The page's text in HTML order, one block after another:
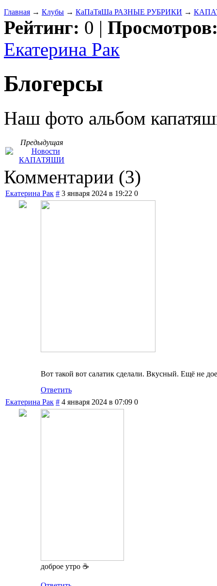
Главная → Клубы → КаПаТяШа РАЗНЫЕ РУБРИКИ →
Рейтинг: 0 |
Екатерина Рак
Блогерсы
Наш фото альбом
Предыдущая
Комментарии (3)
Екатерина Рак # 3 января 2024 в 19:22 0
Вот такой вот салатик сделали. Вкусный. Ещё не
Ответить
Екатерина Рак # 4 января 2024 в 07:09 0
доброе утро ☕